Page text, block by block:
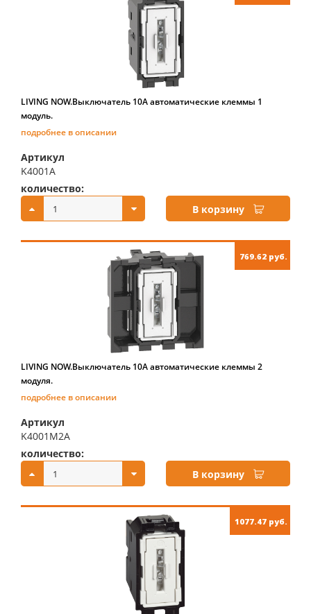
LIVING NOW.Выключатель 10А автоматические клеммы 1
модуль.
подробнее в описании
Артикул
K4001A
количество:
В корзину
769.62 руб.
LIVING NOW.Выключатель 10А автоматические клеммы 2
модуля.
подробнее в описании
Артикул
K4001M2A
количество:
В корзину
1077.47 руб.